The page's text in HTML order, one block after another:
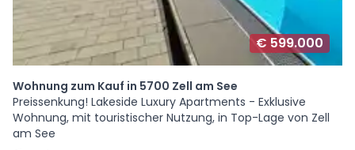
€ 599.000
Wohnung zum Kauf in 5700 Zell am See
Preissenkung! Lakeside Luxury Apartments - Exklusive
Wohnung, mit touristischer Nutzung, in Top-Lage von Zell
am See